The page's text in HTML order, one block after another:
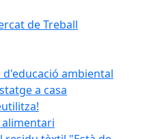
de Treball
ambiental
a casa